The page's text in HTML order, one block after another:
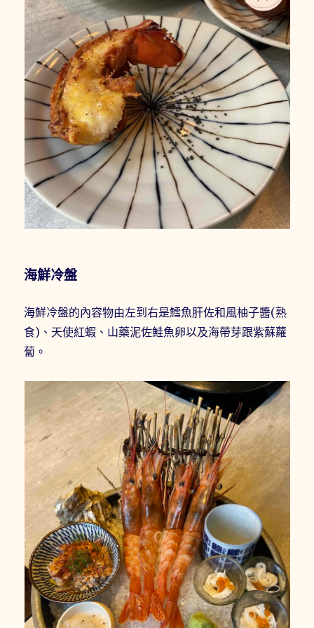
海鮮冷盤
海鮮冷盤的內容物由左到右是鱈魚肝佐和風柚子醬(熟
食)、天使紅蝦、山藥泥佐鮭魚卵以及海帶芽跟紫蘇蘿
蔔。